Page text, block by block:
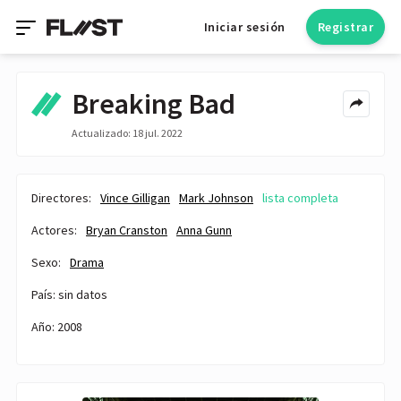
Iniciar sesión Registrar
Breaking Bad
Actualizado: 18 jul. 2022
Directores: Vince Gilligan Mark Johnson
lista completa
Actores:
Bryan Cranston
Anna Gunn
Sexo:
Drama
País: sin datos
Año: 2008